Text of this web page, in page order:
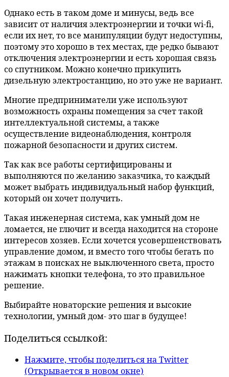
Однако есть в таком доме и минусы, ведь все
зависит от наличия электроэнергии и точки wi-fi,
если их нет, то все манипуляции будут недоступны,
поэтому это хорошо в тех местах, где редко бывают
отключения электроэнергии и есть хорошая связь
со спутником. Можно конечно прикупить
дизельную электростанцию, но это уже не вариант.
Многие предприниматели уже используют
возможность охраны помещения за счет такой
интеллектуальной системы, а также
осуществление видеонаблюдения, контроля
пожарной безопасности и других систем.
Так как все работы сертифицированы и
выполняются по желанию заказчика, то каждый
может выбрать индивидуальный набор функций,
который он хочет получить.
Такая инженерная система, как умный дом не
ломается, не глючит и всегда находится на стороне
интересов хозяев. Если хочется усовершенствовать
управление домом, и вместо того чтобы бегать по
этажам в поисках не выключенного света, просто
нажимать кнопки телефона, то это правильное
решение.
Выбирайте новаторские решения и высокие
технологии, умный дом- это шаг в будущее!
Поделиться ссылкой:
Нажмите, чтобы поделиться на Twitter
(Открывается в новом окне)